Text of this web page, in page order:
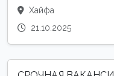
Хайфа
21.10.2025